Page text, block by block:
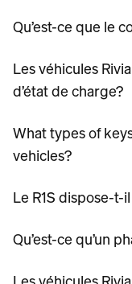
Qu’est-ce que le
Les véhicules
d’état de charge?
What types of
vehicles?
Le R1S dispose-t-
Qu’est-ce qu’un